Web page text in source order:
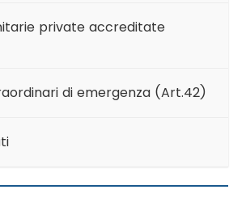
private accreditate
di emergenza (Art.42)